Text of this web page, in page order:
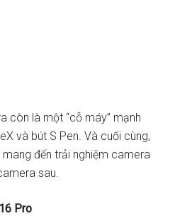
còn là một “cỗ máy” mạnh
và bút S Pen. Và cuối cùng,
đến trải nghiệm camera
sau.
Pro